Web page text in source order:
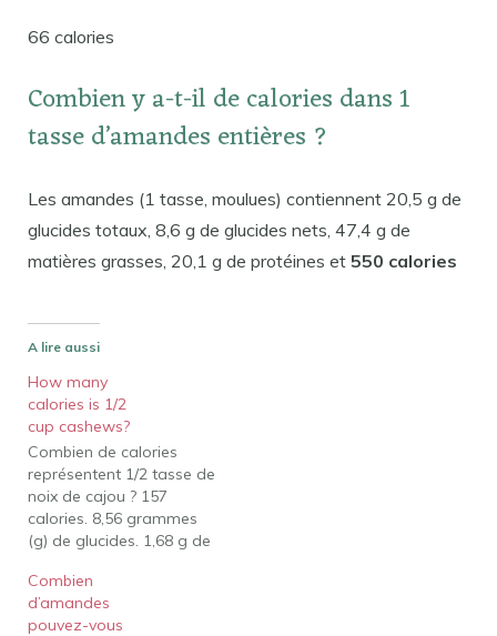
66 calories
Combien y a-t-il de calories dans 1
tasse d’amandes entières ?
Les amandes (1 tasse, moulues) contiennent 20,5 g de
glucides totaux, 8,6 g de glucides nets, 47,4 g de
matières grasses, 20,1 g de protéines et 550 calories
A lire aussi
How many
calories is 1/2
cup cashews?
Combien de calories
représentent 1/2 tasse de
noix de cajou ? 157
calories. 8,56 grammes
(g) de glucides. 1,68 g de
Combien de tasses
représentent 100g de
noix de cajou ?
Combien
d’amandes
pouvez-vous